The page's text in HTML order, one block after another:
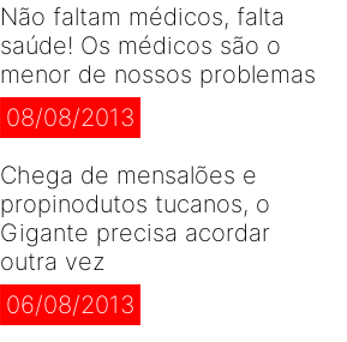
Não faltam médicos, falta
saúde! Os médicos são o
menor de nossos problemas
08/08/2013
Chega de mensalões e
propinodutos tucanos, o
Gigante precisa acordar
outra vez
06/08/2013